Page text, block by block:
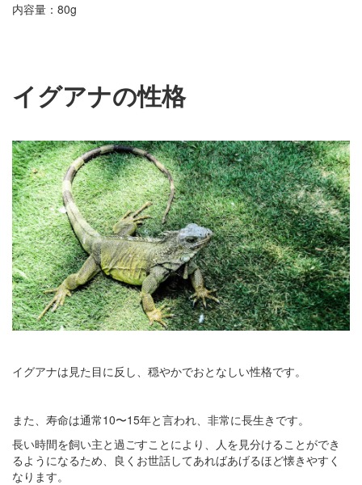
内容量：80g
イグアナの性格
イグアナは見た目に反し、穏やかでおとなしい性格です。
また、寿命は通常10〜15年と言われ、非常に長生きです。
長い時間を飼い主と過ごすことにより、人を見分けることができ
るようになるため、良くお世話してあればあげるほど懐きやすく
なります。